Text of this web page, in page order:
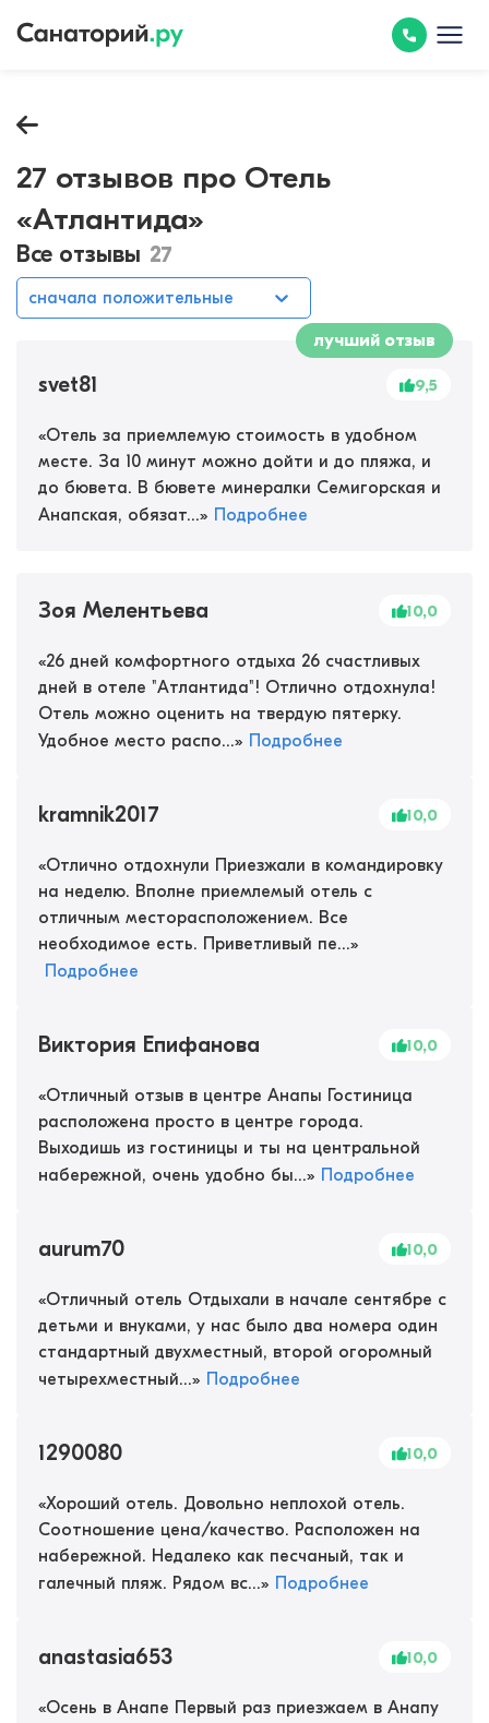
27 отзывов про Отель
«Атлантида»
Все отзывы 27
сначала положительные
лучший отзыв
svet81 9,5
«Отель за приемлемую стоимость в удобном
месте. За 10 минут можно дойти и до пляжа, и
до бювета. В бювете минералки Семигорская и
Анапская, обязат...» Подробнее
Зоя Мелентьева 10,0
«26 дней комфортного отдыха 26 счастливых
дней в отеле "Атлантида"! Отлично отдохнула!
Отель можно оценить на твердую пятерку.
Удобное место распо...» Подробнее
kramnik2017 10,0
«Отлично отдохнули Приезжали в командировку
на неделю. Вполне приемлемый отель с
отличным месторасположением. Все
необходимое есть. Приветливый пе...»
Подробнее
Виктория Епифанова 10,0
«Отличный отзыв в центре Анапы Гостиница
расположена просто в центре города.
Выходишь из гостиницы и ты на центральной
набережной, очень удобно бы...» Подробнее
aurum70 10,0
«Отличный отель Отдыхали в начале сентябре с
детьми и внуками, у нас было два номера один
стандартный двухместный, второй огоромный
четырехместный...» Подробнее
1290080 10,0
«Хороший отель. Довольно неплохой отель.
Соотношение цена/качество. Расположен на
набережной. Недалеко как песчаный, так и
галечный пляж. Рядом вс...» Подробнее
anastasia653 10,0
«Осень в Анапе Первый раз приезжаем в Анапу